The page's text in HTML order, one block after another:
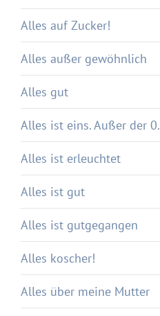
Alles auf Zucker!
Alles außer gewöhnlich
Alles gut
Alles ist eins. Außer der 0.
Alles ist erleuchtet
Alles ist gut
Alles ist gutgegangen
Alles koscher!
Alles über meine Mutter